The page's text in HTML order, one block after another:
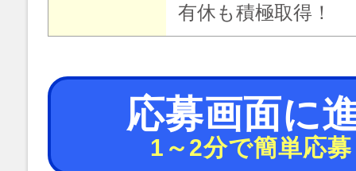
有休も積極取得！
応募画面に
1～2分で簡単応